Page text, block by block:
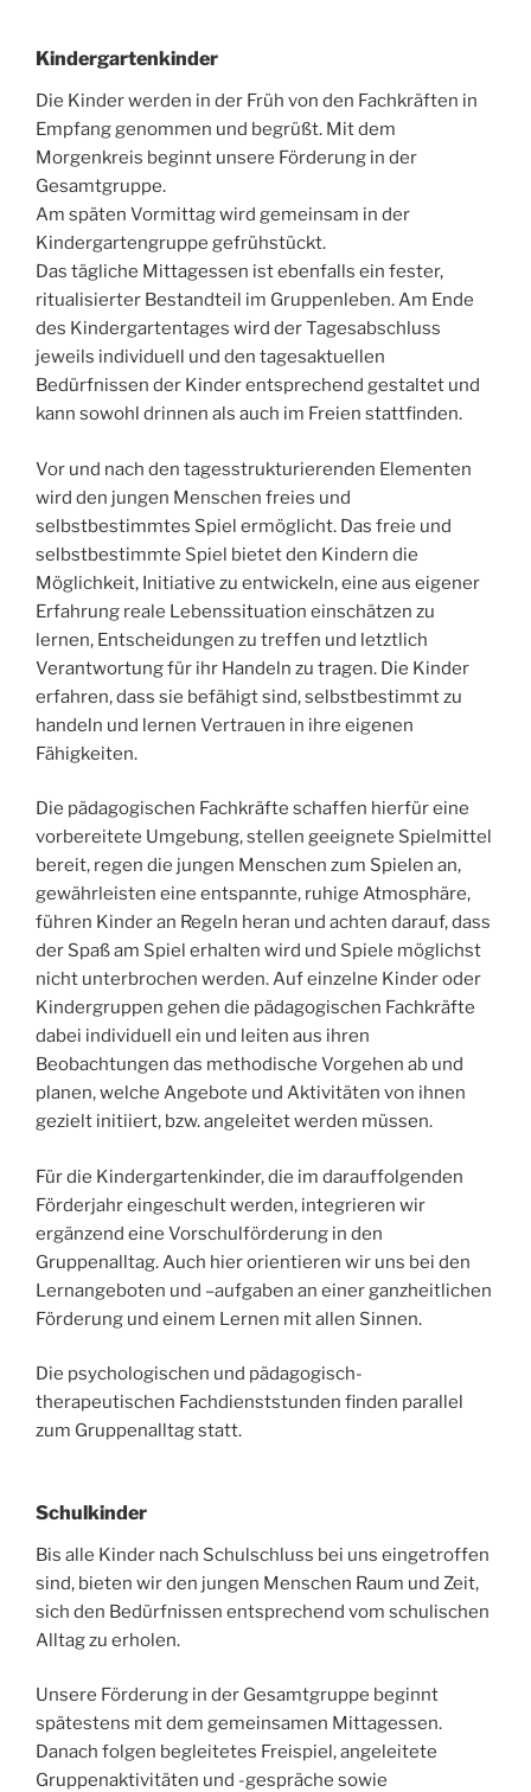
Kindergartenkinder
Die Kinder werden in der Früh von den Fachkräften in
Empfang genommen und begrüßt. Mit dem
Morgenkreis beginnt unsere Förderung in der
Gesamtgruppe.
Am späten Vormittag wird gemeinsam in der
Kindergartengruppe gefrühstückt.
Das tägliche Mittagessen ist ebenfalls ein fester,
ritualisierter Bestandteil im Gruppenleben. Am Ende
des Kindergartentages wird der Tagesabschluss
jeweils individuell und den tagesaktuellen
Bedürfnissen der Kinder entsprechend gestaltet und
kann sowohl drinnen als auch im Freien stattfinden.
Vor und nach den tagesstrukturierenden Elementen
wird den jungen Menschen freies und
selbstbestimmtes Spiel ermöglicht. Das freie und
selbstbestimmte Spiel bietet den Kindern die
Möglichkeit, Initiative zu entwickeln, eine aus eigener
Erfahrung reale Lebenssituation einschätzen zu
lernen, Entscheidungen zu treffen und letztlich
Verantwortung für ihr Handeln zu tragen. Die Kinder
erfahren, dass sie befähigt sind, selbstbestimmt zu
handeln und lernen Vertrauen in ihre eigenen
Fähigkeiten.
Die pädagogischen Fachkräfte schaffen hierfür eine
vorbereitete Umgebung, stellen geeignete Spielmittel
bereit, regen die jungen Menschen zum Spielen an,
gewährleisten eine entspannte, ruhige Atmosphäre,
führen Kinder an Regeln heran und achten darauf, dass
der Spaß am Spiel erhalten wird und Spiele möglichst
nicht unterbrochen werden. Auf einzelne Kinder oder
Kindergruppen gehen die pädagogischen Fachkräfte
dabei individuell ein und leiten aus ihren
Beobachtungen das methodische Vorgehen ab und
planen, welche Angebote und Aktivitäten von ihnen
gezielt initiiert, bzw. angeleitet werden müssen.
Für die Kindergartenkinder, die im darauffolgenden
Förderjahr eingeschult werden, integrieren wir
ergänzend eine Vorschulförderung in den
Gruppenalltag. Auch hier orientieren wir uns bei den
Lernangeboten und –aufgaben an einer ganzheitlichen
Förderung und einem Lernen mit allen Sinnen.
Die psychologischen und pädagogisch-
therapeutischen Fachdienststunden finden parallel
zum Gruppenalltag statt.
Schulkinder
Bis alle Kinder nach Schulschluss bei uns eingetroffen
sind, bieten wir den jungen Menschen Raum und Zeit,
sich den Bedürfnissen entsprechend vom schulischen
Alltag zu erholen.
Unsere Förderung in der Gesamtgruppe beginnt
spätestens mit dem gemeinsamen Mittagessen.
Danach folgen begleitetes Freispiel, angeleitete
Gruppenaktivitäten und -gespräche sowie